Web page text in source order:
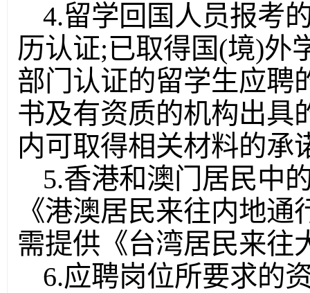
4.留学回国人员报考
历认证;已取得国(境)外
部门认证的留学生应聘
书及有资质的机构出具
内可取得相关材料的承
5.香港和澳门居民中
《港澳居民来往内地
需提供《台湾居民来往
6.应聘岗位所要求的